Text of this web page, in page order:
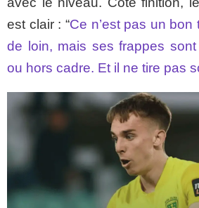
est clair : “Ce n’est pas un bon
de loin, mais ses frappes
ou hors cadre. Et il ne tire pas